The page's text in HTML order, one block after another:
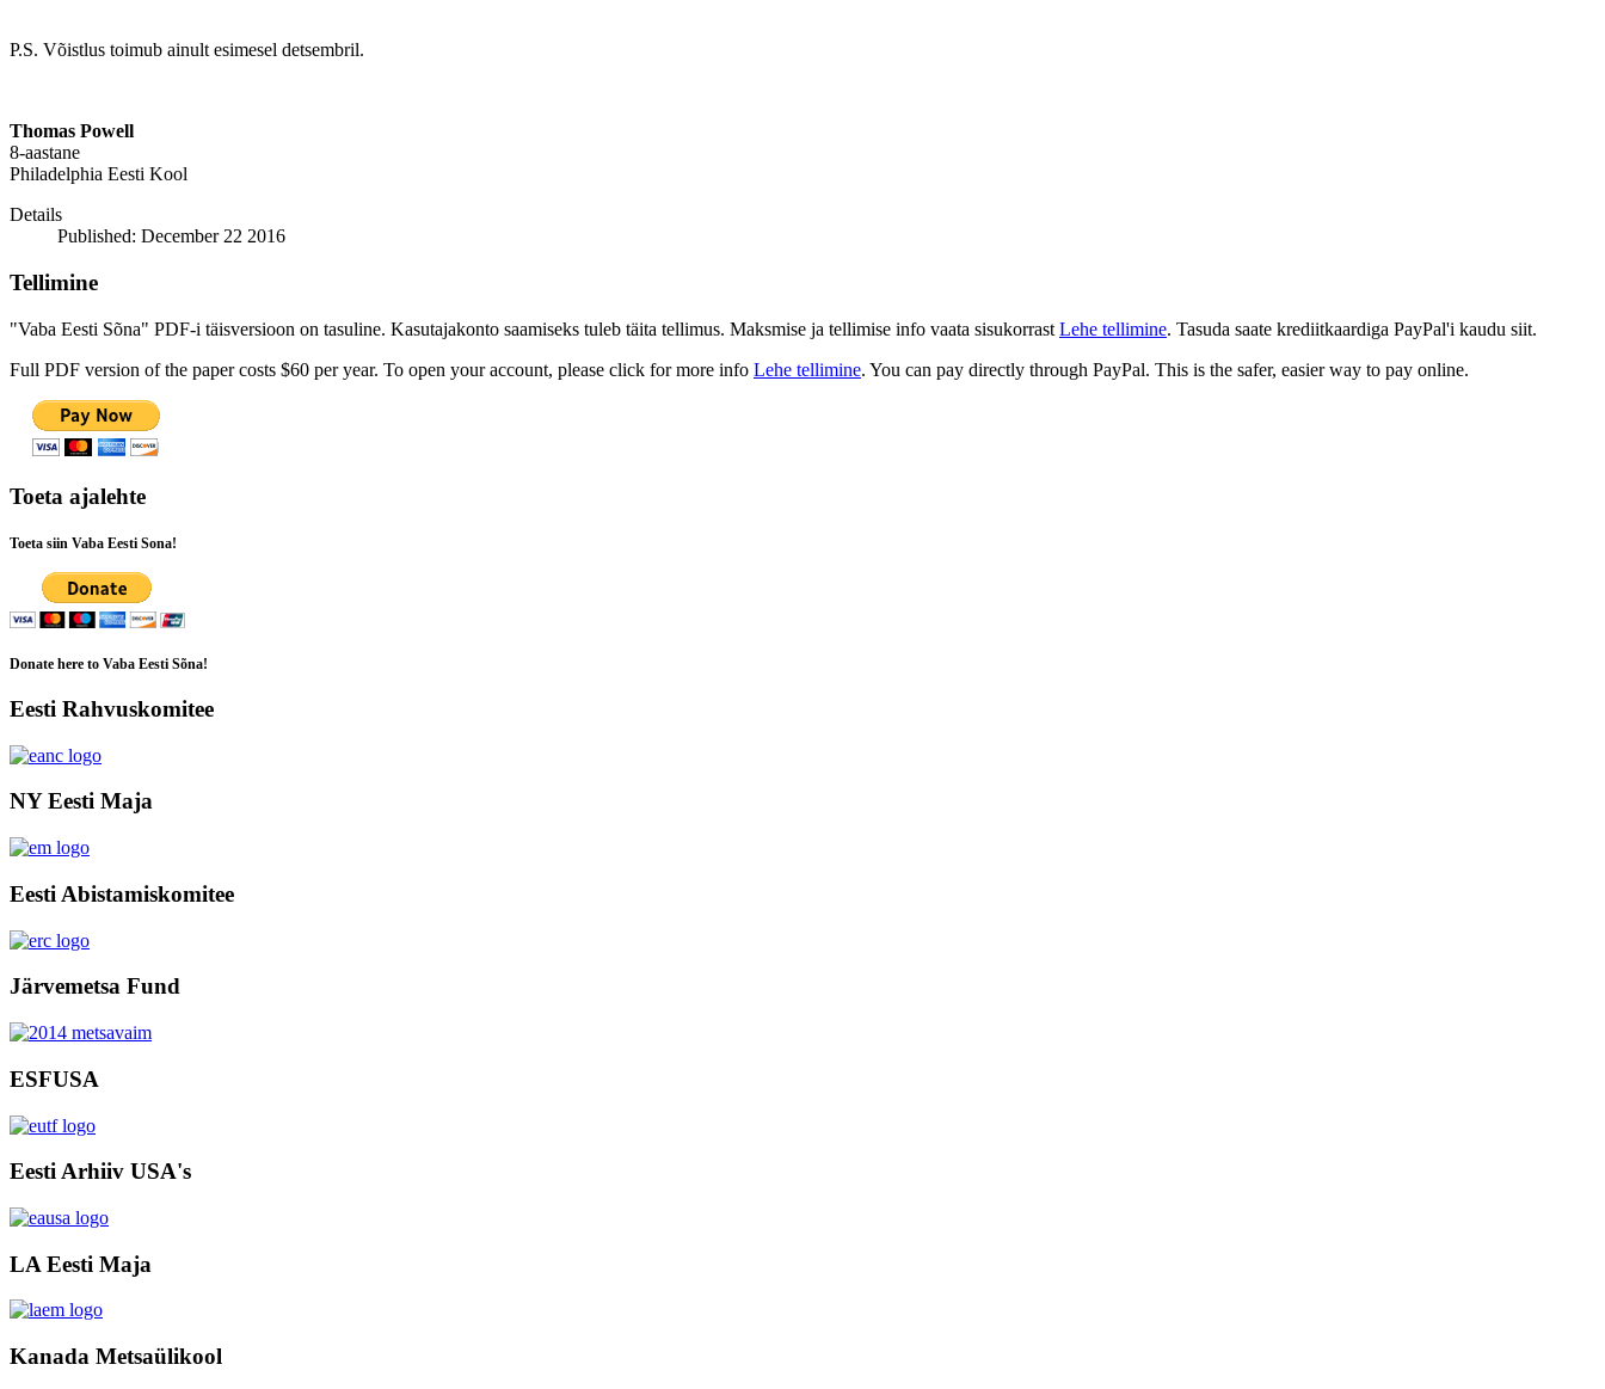
P.S. Võistlus toimub ainult esimesel detsembril.
Thomas Powell
8-aastane
Philadelphia Eesti Kool
Details
Published: December 22 2016
Tellimine
"Vaba Eesti Sõna" PDF-i täisversioon on tasuline. Kasutajakonto saamiseks tuleb täita tellimus. Maksmise ja tellimise info vaata sisukorrast Lehe tellimine. Tasuda saate krediitkaardiga PayPal'i kaudu siit.
Full PDF version of the paper costs $60 per year. To open your account, please click for more info Lehe tellimine. You can pay directly through PayPal. This is the safer, easier way to pay online.
Toeta ajalehte
Toeta siin Vaba Eesti Sona!
Donate here to Vaba Eesti Sõna!
Eesti Rahvuskomitee
NY Eesti Maja
Eesti Abistamiskomitee
Järvemetsa Fund
ESFUSA
Eesti Arhiiv USA's
LA Eesti Maja
Kanada Metsaülikool